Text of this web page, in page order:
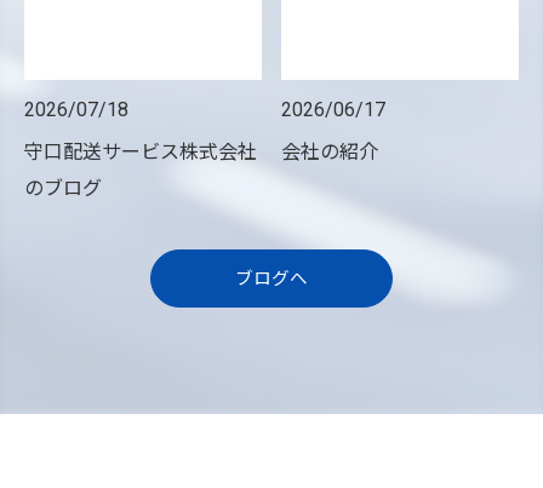
2026/07/18
守口配送サービス株式会社
のブログ
2026/06/17
会社の紹介
ブログへ